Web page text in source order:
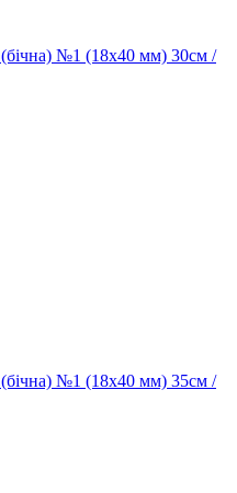
№1 (18х40 мм) 30см /
№1 (18х40 мм) 35см /